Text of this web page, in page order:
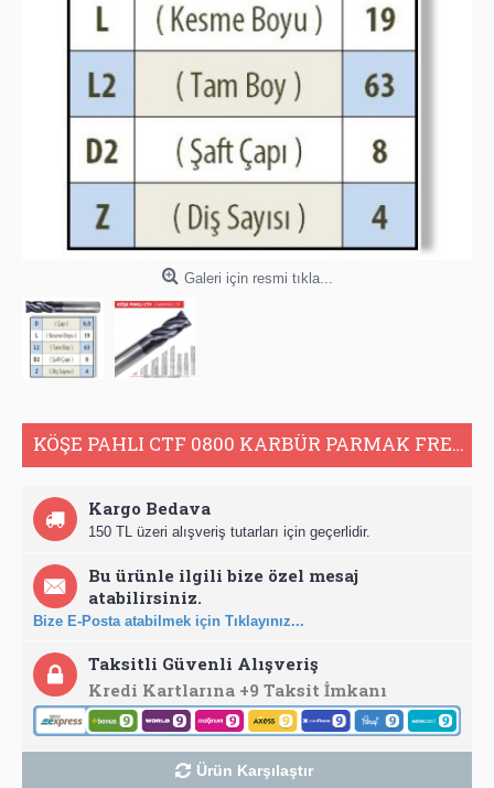
Galeri için resmi tıkla...
KÖŞE PAHLI CTF 0800 KARBÜR PARMAK FREZE
Kargo Bedava
150 TL üzeri alışveriş tutarları için geçerlidir.
Bu ürünle ilgili bize özel mesaj
atabilirsiniz.
Bize E-Posta atabilmek için Tıklayınız...
Taksitli Güvenli Alışveriş
Kredi Kartlarına +9 Taksit İmkanı
Ürün Karşılaştır